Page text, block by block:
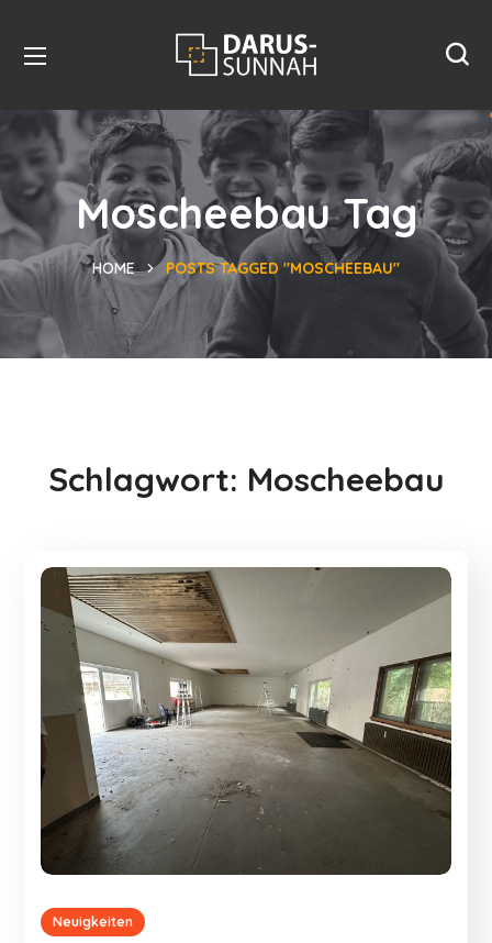
Moscheebau Tag
HOME POSTS TAGGED "MOSCHEEBAU"
Schlagwort: Moscheebau
Neuigkeiten